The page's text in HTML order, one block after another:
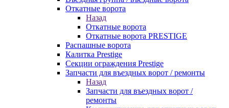
Откатные ворота
Назад
Откатные ворота
Откатные ворота PRESTIGE
Распашные ворота
Калитка Prestige
Секции ограждения Prestige
Запчасти для въездных ворот / ремонты
Назад
Запчасти для въездных ворот /
ремонты